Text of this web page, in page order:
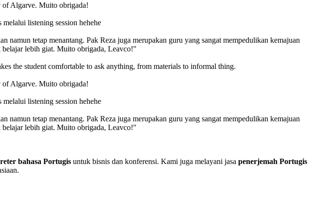
of Algarve. Muito obrigada!
listening session hehehe
namun tetap menantang. Pak Reza juga merupakan guru yang sangat mempedulikan kemajuan
belajar lebih giat. Muito obrigada, Leavco!"
the student comfortable to ask anything, from materials to informal thing.
of Algarve. Muito obrigada!
listening session hehehe
namun tetap menantang. Pak Reza juga merupakan guru yang sangat mempedulikan kemajuan
belajar lebih giat. Muito obrigada, Leavco!"
bahasa Portugis untuk bisnis dan konferensi. Kami juga melayani jasa penerjemah Portugis